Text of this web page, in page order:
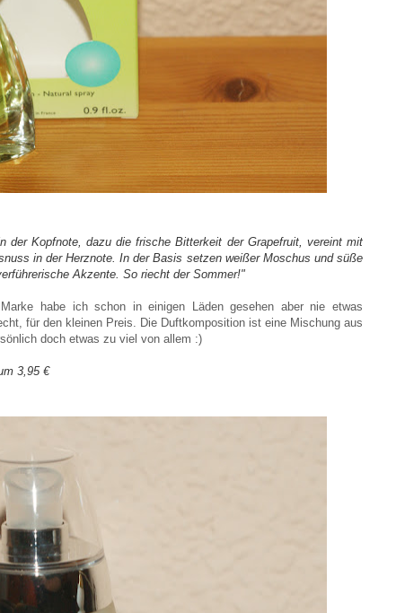
der Kopfnote, dazu die frische Bitterkeit der Grapefruit, vereint mit
in der Herznote. In der Basis setzen weißer Moschus und süße
Akzente. So riecht der Sommer!"
habe ich schon in einigen Läden gesehen aber nie etwas
für den kleinen Preis. Die Duftkomposition ist eine Mischung aus
doch etwas zu viel von allem :)
3,95 €